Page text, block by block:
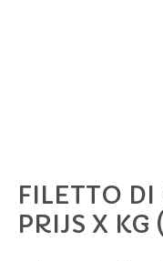
Ga
het
FILETTO
PRIJS X